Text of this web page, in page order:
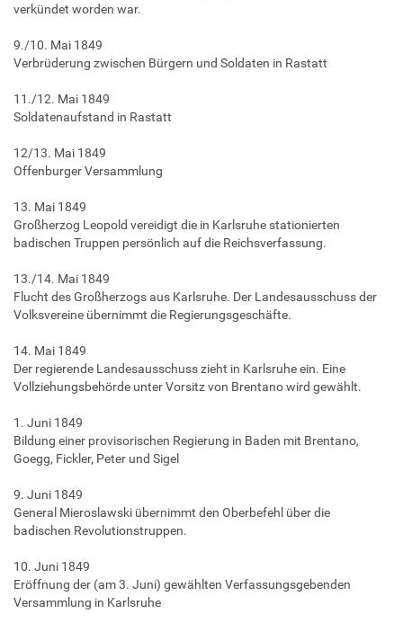
verkündet worden war.
9./10. Mai 1849
Verbrüderung zwischen Bürgern und Soldaten in Rastatt
11./12. Mai 1849
Soldatenaufstand in Rastatt
12/13. Mai 1849
Offenburger Versammlung
13. Mai 1849
Großherzog Leopold vereidigt die in Karlsruhe stationierten
badischen Truppen persönlich auf die Reichsverfassung.
13./14. Mai 1849
Flucht des Großherzogs aus Karlsruhe. Der Landesausschuss der
Volksvereine übernimmt die Regierungsgeschäfte.
14. Mai 1849
Der regierende Landesausschuss zieht in Karlsruhe ein. Eine
Vollziehungsbehörde unter Vorsitz von Brentano wird gewählt.
1. Juni 1849
Bildung einer provisorischen Regierung in Baden mit Brentano,
Goegg, Fickler, Peter und Sigel
9. Juni 1849
General Mieroslawski übernimmt den Oberbefehl über die
badischen Revolutionstruppen.
10. Juni 1849
Eröffnung der (am 3. Juni) gewählten Verfassungsgebenden
Versammlung in Karlsruhe